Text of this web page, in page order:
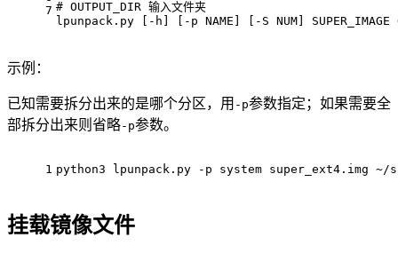
7 # OUTPUT_DIR 输入文件夹
lpunpack.py [-h] [-p NAME] [-S NUM] SUPER_IMAGE
示例：
已知需要拆分出来的是哪个分区，用 -p参数指定；如果需要全
部拆分出来则省略-p参数。
1 python3 lpunpack.py -p system super_ext4.img ~/
挂载镜像文件